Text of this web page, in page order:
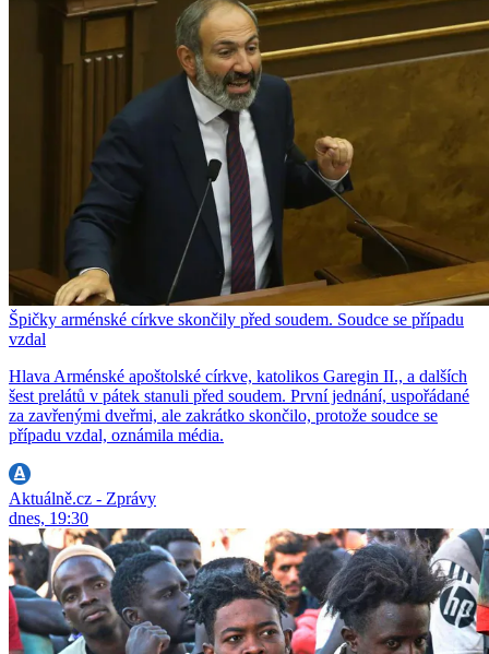
Špičky arménské církve skončily před soudem. Soudce se případu
vzdal
Hlava Arménské apoštolské církve, katolikos Garegin II., a dalších
šest prelátů v pátek stanuli před soudem. První jednání, uspořádané
za zavřenými dveřmi, ale zakrátko skončilo, protože soudce se
případu vzdal, oznámila média.
Aktuálně.cz - Zprávy
dnes, 19:30